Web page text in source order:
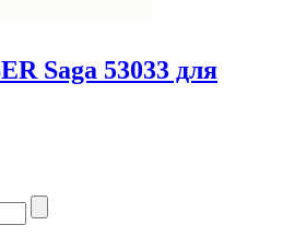
Saga 53033 для